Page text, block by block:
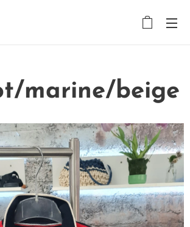
marine/beige